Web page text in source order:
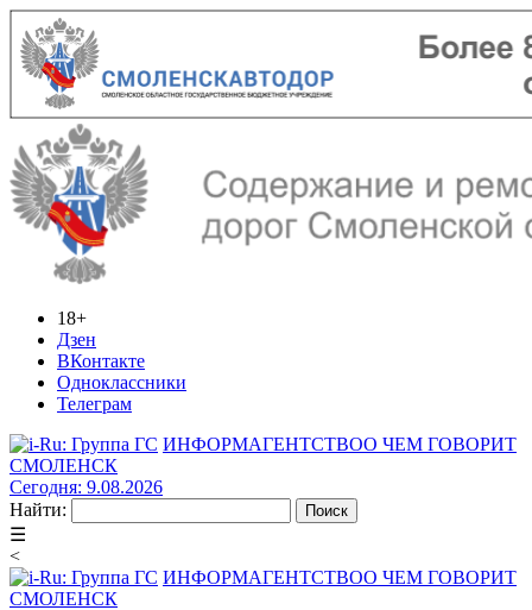
18+
Дзен
ВКонтакте
Одноклассники
Телеграм
ИНФОРМАГЕНТСТВОО ЧЕМ ГОВОРИТ
СМОЛЕНСК
Сегодня: 9.08.2026
Найти:
☰
<
ИНФОРМАГЕНТСТВОО ЧЕМ ГОВОРИТ
СМОЛЕНСК